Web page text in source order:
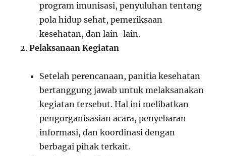
program imunisasi, penyuluhan tentang
pola hidup sehat, pemeriksaan
kesehatan, dan lain-lain.
Pelaksanaan Kegiatan
Setelah perencanaan, panitia kesehatan
bertanggung jawab untuk melaksanakan
kegiatan tersebut. Hal ini melibatkan
pengorganisasian acara, penyebaran
informasi, dan koordinasi dengan
berbagai pihak terkait.